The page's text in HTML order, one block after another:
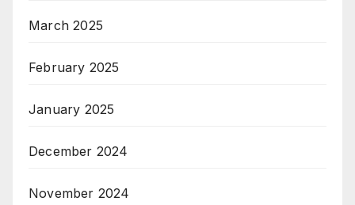
March 2025
February 2025
January 2025
December 2024
November 2024